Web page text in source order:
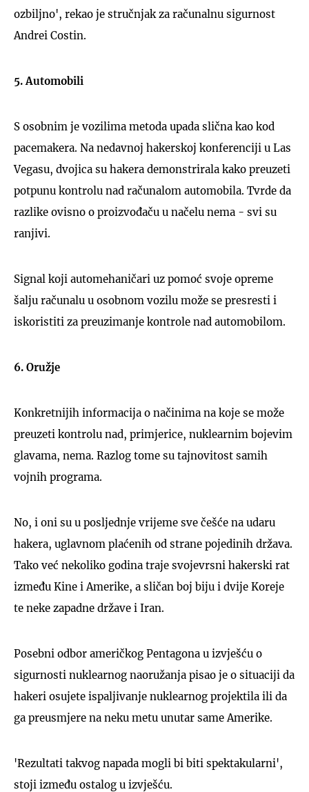
ozbiljno', rekao je stručnjak za računalnu sigurnost
Andrei Costin.
5. Automobili
S osobnim je vozilima metoda upada slična kao kod
pacemakera. Na nedavnoj hakerskoj konferenciji u Las
Vegasu, dvojica su hakera demonstrirala kako preuzeti
potpunu kontrolu nad računalom automobila. Tvrde da
razlike ovisno o proizvođaču u načelu nema - svi su
ranjivi.
Signal koji automehaničari uz pomoć svoje opreme
šalju računalu u osobnom vozilu može se presresti i
iskoristiti za preuzimanje kontrole nad automobilom.
6. Oružje
Konkretnijih informacija o načinima na koje se može
preuzeti kontrolu nad, primjerice, nuklearnim bojevim
glavama, nema. Razlog tome su tajnovitost samih
vojnih programa.
No, i oni su u posljednje vrijeme sve češće na udaru
hakera, uglavnom plaćenih od strane pojedinih država.
Tako već nekoliko godina traje svojevrsni hakerski rat
između Kine i Amerike, a sličan boj biju i dvije Koreje
te neke zapadne države i Iran.
Posebni odbor američkog Pentagona u izvješću o
sigurnosti nuklearnog naoružanja pisao je o situaciji da
hakeri osujete ispaljivanje nuklearnog projektila ili da
ga preusmjere na neku metu unutar same Amerike.
'Rezultati takvog napada mogli bi biti spektakularni',
stoji između ostalog u izvješću.